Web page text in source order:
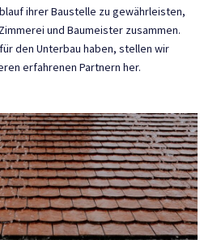
ihrer Baustelle zu gewährleisten,
und Baumeister zusammen.
den Unterbau haben, stellen wir
erfahrenen Partnern her.